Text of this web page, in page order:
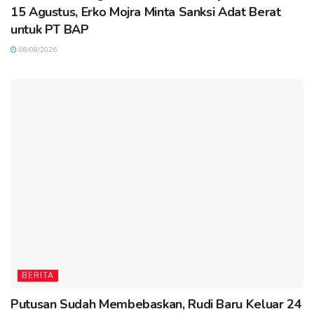
15 Agustus, Erko Mojra Minta Sanksi Adat Berat
untuk PT BAP
08/08/2026
BERITA
Putusan Sudah Membebaskan, Rudi Baru Keluar 24